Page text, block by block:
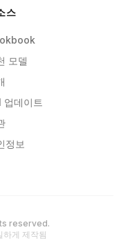
스
모델
업데이트
정보
reserved.
하게 제작됨